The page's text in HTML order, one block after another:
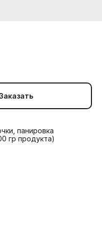
панировка
гр продукта)